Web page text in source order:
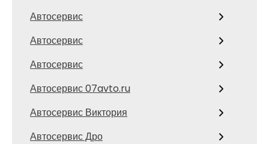
Автосервис
Автосервис
Автосервис
Автосервис 07avto.ru
Автосервис Виктория
Автосервис Дро